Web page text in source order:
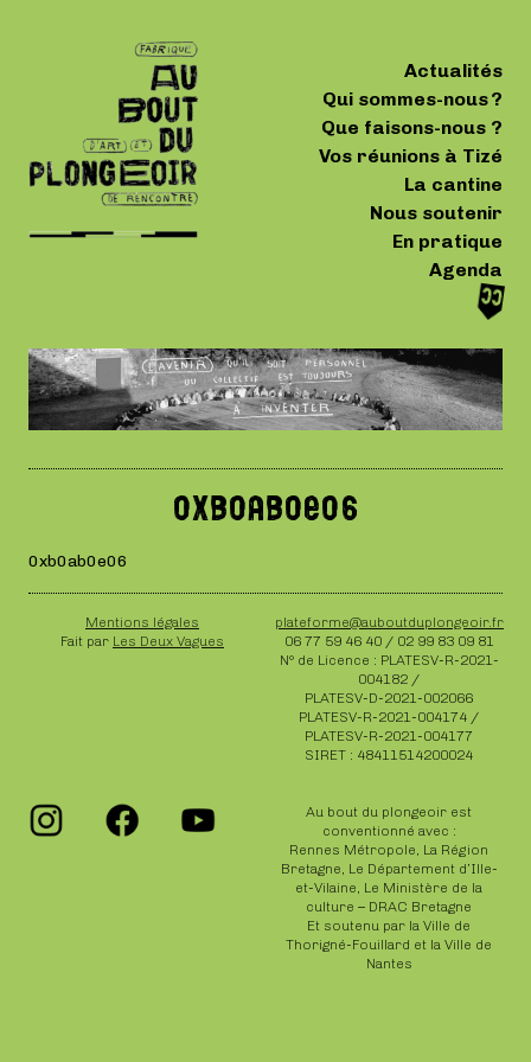
Actualités
Qui sommes-nous ?
Que faisons-nous ?
Vos réunions à Tizé
La cantine
Nous soutenir
En pratique
Agenda
0xb0ab0e06
0xb0ab0e06
Mentions légales
Fait par Les Deux Vagues
plateforme@auboutduplongeoir.fr
06 77 59 46 40 / 02 99 83 09 81
N° de Licence : PLATESV-R-2021-
004182 /
PLATESV-D-2021-002066
PLATESV-R-2021-004174 /
PLATESV-R-2021-004177
SIRET : 48411514200024
Au bout du plongeoir est
conventionné avec :
Rennes Métropole, La Région
Bretagne, Le Département d’Ille-
et-Vilaine, Le Ministère de la
culture – DRAC Bretagne
Et soutenu par la Ville de
Thorigné-Fouillard et la Ville de
Nantes